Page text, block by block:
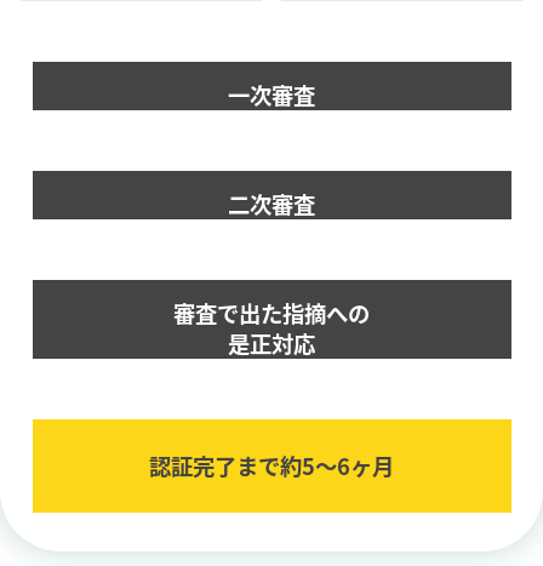
一次審査
二次審査
審査で出た指摘への
是正対応
認証完了まで約5〜6ヶ⽉